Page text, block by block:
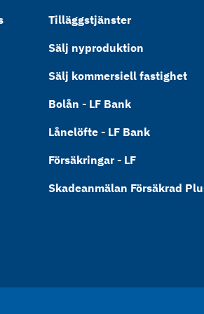
Tilläggstjänster
Sälj nyproduktion
Sälj kommersiell fastighet
Bolån - LF Bank
Lånelöfte - LF Bank
Försäkringar - LF
Skadeanmälan Försäkrad